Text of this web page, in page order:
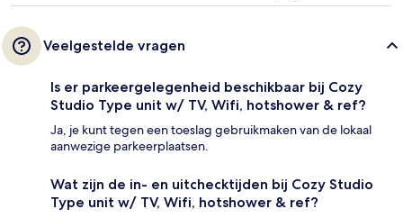
Veelgestelde vragen
Is er parkeergelegenheid beschikbaar bij Cozy
Studio Type unit w/ TV, Wifi, hotshower & ref?
Ja, je kunt tegen een toeslag gebruikmaken van de lokaal
aanwezige parkeerplaatsen.
Wat zijn de in- en uitchecktijden bij Cozy Studio
Type unit w/ TV, Wifi, hotshower & ref?